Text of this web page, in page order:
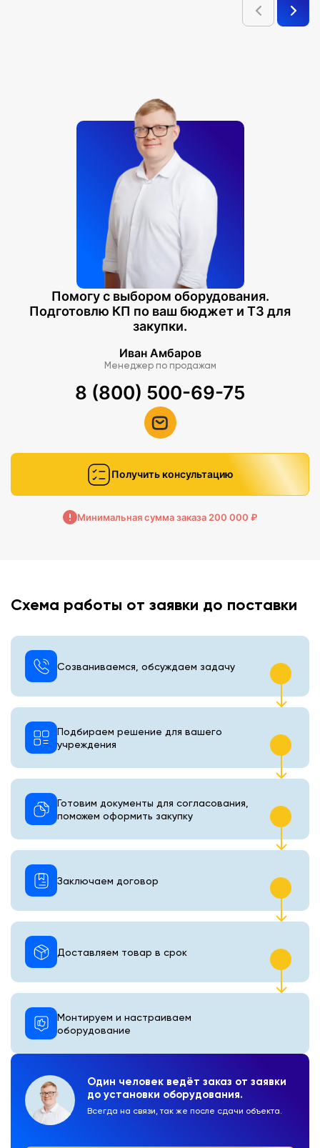
Помогу с выбором оборудования.
Подготовлю КП по ваш бюджет и ТЗ для
закупки.
Иван Амбаров
Менеджер по продажам
8 (800) 500-69-75
Получить консультацию
Минимальная сумма заказа 200 000 ₽
Схема работы от заявки до поставки
Один человек ведёт заказ от заявки
до установки оборудования.
Всегда на связи, так же после сдачи объекта.
Созваниваемся, обсуждаем задачу
Подбираем решение для вашего
учреждения
Готовим документы для согласования,
поможем оформить закупку
Монтируем и настраиваем
оборудование
Доставляем товар в срок
Заключаем договор